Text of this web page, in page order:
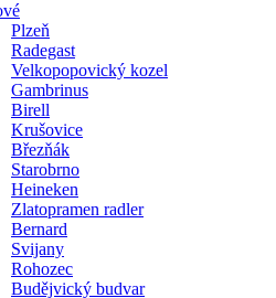
Plzeň
Radegast
Velkopopovický kozel
Gambrinus
Birell
Krušovice
Březňák
Starobrno
Heineken
Zlatopramen radler
Bernard
Svijany
Rohozec
Budějvický budvar